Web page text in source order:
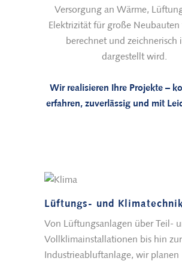
Versorgung an Wärme,
Elektrizität für große Neubauten
berechnet und zeichnerisch
dargestellt wird.
Wir realisieren Ihre Projekte –
erfahren, zuverlässig und mit
Lüftungs- und
Von Lüftungsanlagen über Teil-
Vollklimainstallationen bis hin zur
Industrieabluftanlage, wir planen